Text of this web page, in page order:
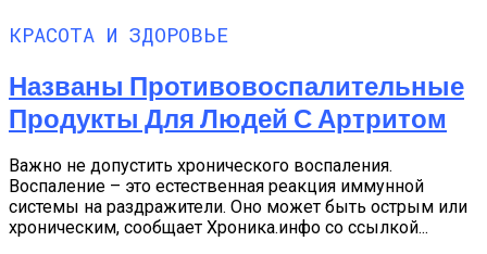
КРАСОТА И ЗДОРОВЬЕ
Названы Противовоспалительные
Продукты Для Людей С Артритом
Важно не допустить хронического воспаления.
Воспаление – это естественная реакция иммунной
системы на раздражители. Оно может быть острым или
хроническим, сообщает Хроника.инфо со ссылкой...